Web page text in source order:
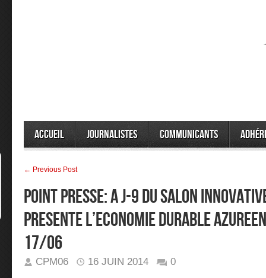
Accueil Journalistes Communicants
← Previous Post
POINT PRESSE: A J-9 DU SALON
PRESENTE L’ECONOMIE DURABLE
17/06
CPM06 16 JUIN 2014 0